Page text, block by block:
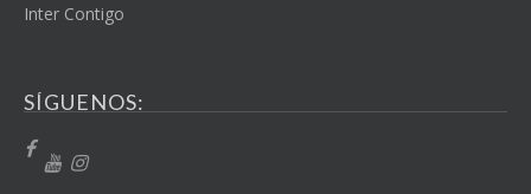
Inter Contigo
SÍGUENOS: